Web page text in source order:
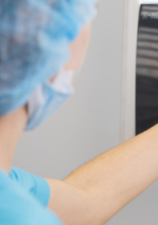
Syndrome métabolique :
quels sont les meilleurs
exercices physiques ?
Comment éviter une otite
pendant les vacances ?
détecté chez un touriste
en France